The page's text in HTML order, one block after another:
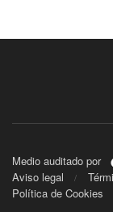
Medio auditado por
Aviso legal
Política de Cookies